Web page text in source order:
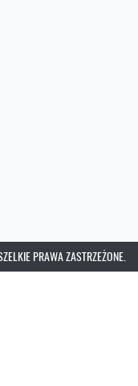
PRAWA ZASTRZEŻONE.